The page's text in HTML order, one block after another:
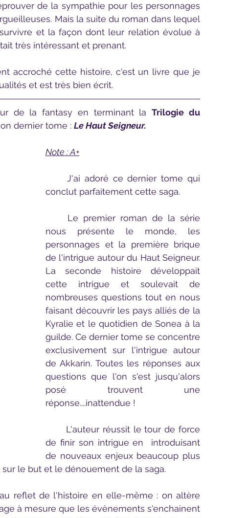
Mais la suite du roman dans lequel
et la façon dont leur relation évolue à
très intéressant et prenant.
et est très bien écrit.
de la fantasy en terminant la
Trilogie du
dernier tome : Le Haut Seigneur.
Note : A+
conclut parfaitement cette saga.
nous présente le monde, les
personnages et la première brique
de l'intrigue autour du Haut Seigneur.
La seconde histoire développait
cette intrigue et soulevait de
nombreuses questions tout en nous
faisant découvrir les pays alliés de la
Kyralie et le quotidien de Sonea à la
guilde. Ce dernier tome se concentre
exclusivement sur l'intrigue autour
de Akkarin. Toutes les réponses aux
questions que l'on s'est jusqu'alors
posé trouvent une
réponse....inattendue !
de finir son intrigue en  introduisant
de nouveaux enjeux beaucoup plus
le but et le dénouement de la saga.
à mesure que les évènements s'enchainent